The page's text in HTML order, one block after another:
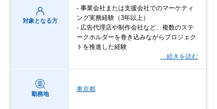
対象となる方
- 事業会社または支援会社でのマーケティ
ング実務経験（3年以上）
- 広告代理店や制作会社など、複数のステ
ークホルダーを巻き込みながらプロジェク
トを推進した経験
…続きを読む
勤務地
東京都